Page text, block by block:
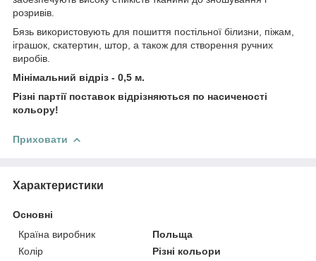
розривів.
Бязь використовують для пошиття постільної білизни, піжам,
іграшок, скатертин, штор, а також для створення ручних
виробів.
Мінімальний відріз - 0,5 м.
Різні партії поставок відрізняються по насиченості
кольору!
Приховати
Характеристики
Основні
Країна виробник
Польща
Колір
Різні кольори